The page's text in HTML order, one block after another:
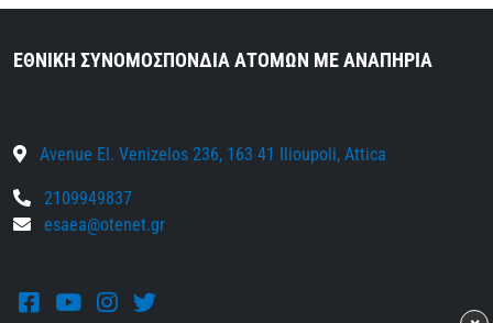
ΕΘΝΙΚΗ ΣΥΝΟΜΟΣΠΟΝΔΙΑ ΑΤΟΜΩΝ ΜΕ ΑΝΑΠΗΡΙΑ
Avenue El. Venizelos 236, 163 41 Ilioupoli, Attica
2109949837
esaea@otenet.gr
FacebookYoutubeInstagram
Twitter